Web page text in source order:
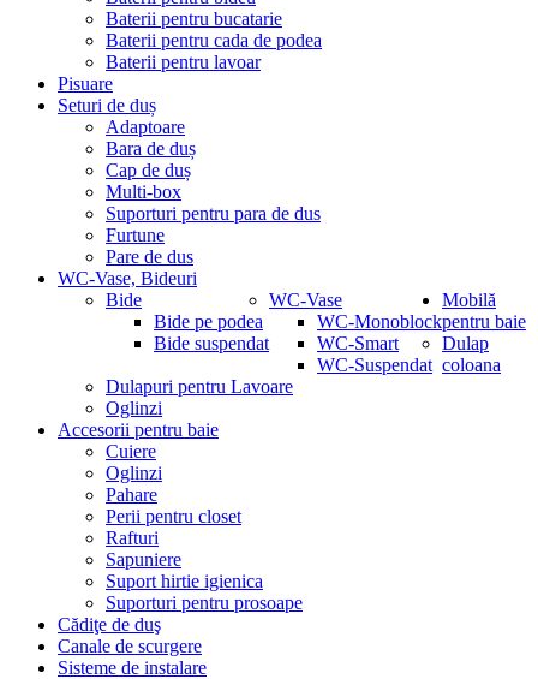
Baterii pentru bucatarie
Baterii pentru cada de podea
Baterii pentru lavoar
Pisuare
Seturi de duș
Adaptoare
Bara de duș
Cap de duș
Multi-box
Suporturi pentru para de dus
Furtune
Pare de dus
WC-Vase, Bideuri
Bide
Bide pe podea
Bide suspendat
WC-Vase
WC-Monoblock
WC-Smart
WC-Suspendat
Mobilă
pentru baie
Dulap
coloana
Dulapuri pentru Lavoare
Oglinzi
Accesorii pentru baie
Cuiere
Oglinzi
Pahare
Perii pentru closet
Rafturi
Sapuniere
Suport hirtie igienica
Suporturi pentru prosoape
Cădiţe de duş
Canale de scurgere
Sisteme de instalare